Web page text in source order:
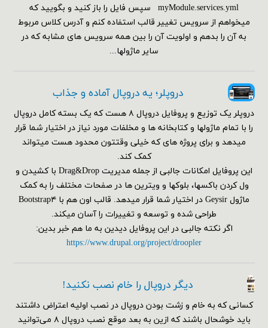
myModule.services.yml سپس فایل را باز کنید و بگویید که
میخواهم از سرویس تغییر قالب استفاده کنم و آدرس کلاس مربوط
به آن را بدهم و اولویت آن را بین همه سرویس های مشابه که در
سایر ماژولها...
دروپلر؛ یه دروپال آماده و جذاب
دروپلر یک توزیع و پروفایل دروپال ۸ هست که یک بسته کامل دروپال
را با تمام ماژولها و کتابخانه ها و مخلفات مورد نیاز در اختیار شما قرار
میدهد و برای پروژه های که خیلی وقتتون محدود هست میتواند
کمک کند.
این پروفایل امکانات جالبی از جمله مدیریت Drag&Drop با کشیدن و
ول کردن باکسها، بلوکها و ویترین ها در صفحات مختلف را به کمک
ماژول Geysir در اختیار شما قرار میدهد. قالب اون هم با Bootstrap۴
طراحی شده و توسعه و تغییرات را آسان میکند.
اگر نکته جالبی در این پروفایل دیدین به ما هم خبر بدین:
https://www.drupal.org/project/droopler
دیگر دروپال را خام نصب نکنید!
کسانی که به خام و زشت بودن دروپال در نصب اولیه اعتراض داشتند
باید خوشحال باشند که ازین به بعد موقع نصب دروپال ۸ می‌توانید